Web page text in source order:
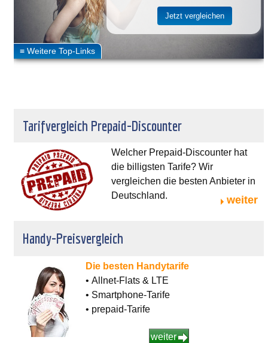
Tarifvergleich Prepaid-Discounter
Welcher Prepaid-Discounter hat
die billigsten Tarife? Wir
vergleichen die besten Anbieter in
Deutschland.
weiter
Handy-Preisvergleich
Die besten Handytarife
• Allnet-Flats & LTE
• Smartphone-Tarife
• prepaid-Tarife
weiter